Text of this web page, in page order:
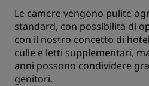
Le camere vengono pulite
standard, con possibilità di
con il nostro concetto di
culle e letti supplementari,
anni possono condividere
genitori.